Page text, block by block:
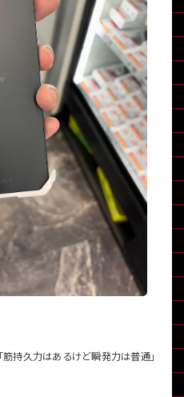
持久力はあるけど瞬発力は普通」